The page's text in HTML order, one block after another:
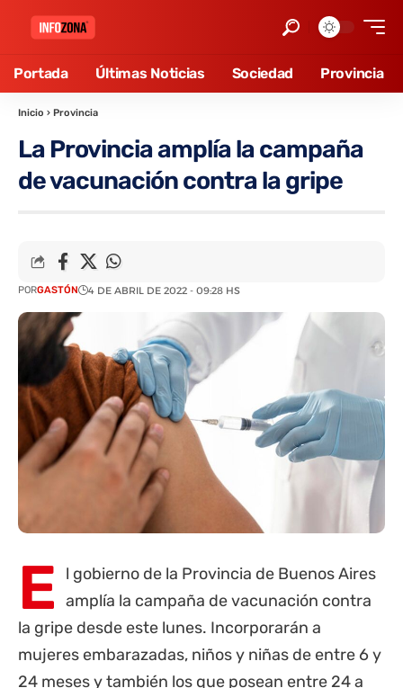
Portada Últimas Noticias Sociedad Provincia
Inicio › Provincia
La Provincia amplía la campaña
de vacunación contra la gripe
PORGASTÓN 4 DE ABRIL DE 2022 - 09:28 HS
E l gobierno de la Provincia de Buenos Aires
amplía la campaña de vacunación contra
la gripe desde este lunes. Incorporarán a
mujeres embarazadas, niños y niñas de entre 6 y
24 meses y también los que posean entre 24 a